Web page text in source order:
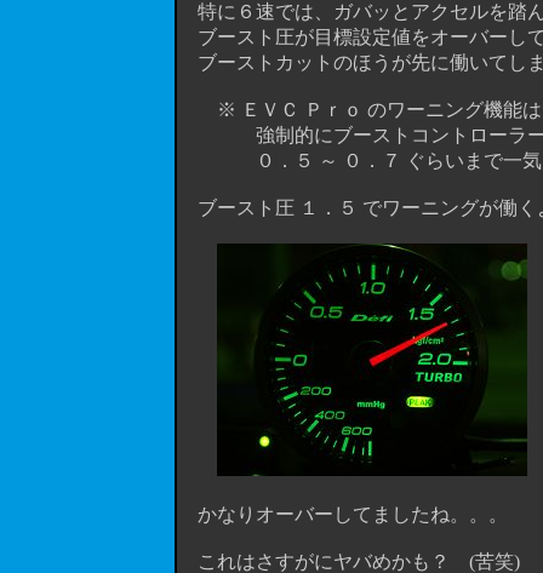
特に６速では、ガバッとアクセルを踏
ブースト圧が目標設定値をオーバーし
ブーストカットのほうが先に働いてし
※ ＥＶＣ Ｐｒｏ のワーニング機能は
強制的にブーストコントローラーを
０．５ ～ ０．７ ぐらいまで一気
ブースト圧 １．５ でワーニングが働く
かなりオーバーしてましたね。。。
これはさすがにヤバめかも？ (苦笑)